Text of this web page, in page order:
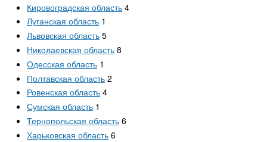
Кировоградская область 4
Луганская область 1
Львовская область 5
Николаевская область 8
Одесская область 1
Полтавская область 2
Ровенская область 4
Сумская область 1
Тернопольская область 6
Харьковская область 6